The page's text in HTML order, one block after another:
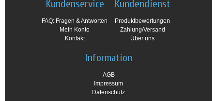
Kundenservice
FAQ: Fragen & Antworten
Mein Konto
Kontakt
Kundendienst
Produktbewertungen
Zahlung/Versand
Über uns
Information
AGB
Impressum
Datenschutz